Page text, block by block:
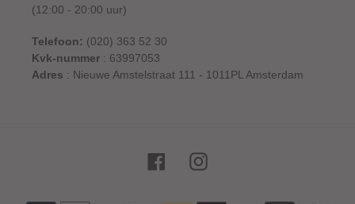
(12:00 - 20:00 uur)
Telefoon: (020) 363 52 30
Kvk-nummer : 63997053
Adres : Nieuwe Amstelstraat 111 - 1011PL Amsterdam
FacebookInstagram